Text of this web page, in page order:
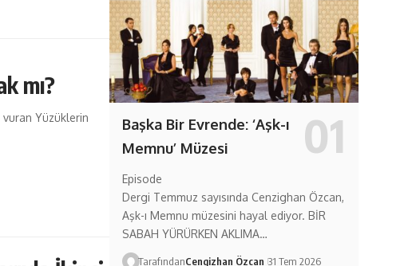
mı?
Yüzüklerin
Başka Bir Evrende: ‘Aşk-ı
Memnu’ Müzesi
Episode
Dergi Temmuz sayısında Cenzighan Özcan,
Aşk-ı Memnu müzesini hayal ediyor. BİR
SABAH YÜRÜRKEN AKLIMA…
TarafındanCengizhan Özcan 31 Tem 2026